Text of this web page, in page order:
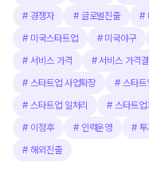
# 경쟁자 # 글로벌진출 #
# 미국스타트업 # 미국야구
# 서비스 가격 #서비스 가격
# 스타트업 사업확장 #스타트
# 스타트업 일처리 #스타트업
# 이정후 # 인력운영 #
# 해외진출